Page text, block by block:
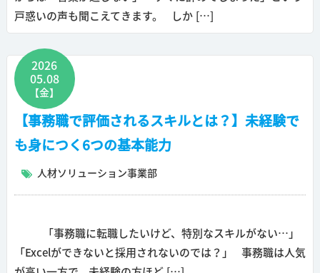
戸惑いの声も聞こえてきます。 しか […]
2026
05.08
【金】
【事務職で評価されるスキルとは？】未経験で
も身につく6つの基本能力
人材ソリューション事業部
「事務職に転職したいけど、特別なスキルがない…」
「Excelができないと採用されないのでは？」 事務職は人気